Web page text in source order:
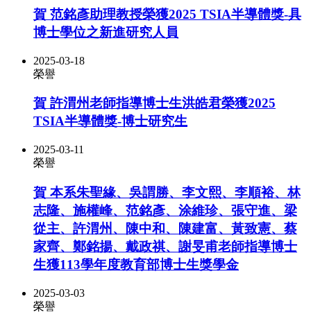
賀 范銘彥助理教授榮獲2025 TSIA半導體獎-具
博士學位之新進研究人員
2025-03-18
榮譽
賀 許渭州老師指導博士生洪皓君榮獲2025
TSIA半導體獎-博士研究生
2025-03-11
榮譽
賀 本系朱聖緣、吳謂勝、李文熙、李順裕、林
志隆、施權峰、范銘彥、涂維珍、張守進、梁
從主、許渭州、陳中和、陳建富、黃致憲、蔡
家齊、鄭銘揚、戴政祺、謝旻甫老師指導博士
生獲113學年度教育部博士生獎學金
2025-03-03
榮譽